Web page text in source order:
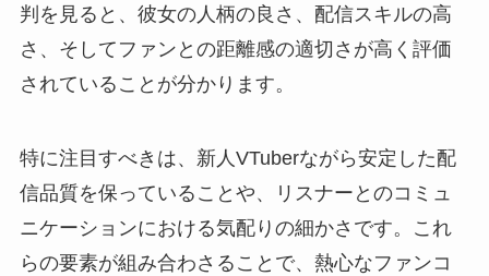
判を見ると、彼女の人柄の良さ、配信スキルの高
さ、そしてファンとの距離感の適切さが高く評価
されていることが分かります。
特に注目すべきは、新人VTuberながら安定した配
信品質を保っていることや、リスナーとのコミュ
ニケーションにおける気配りの細かさです。これ
らの要素が組み合わさることで、熱心なファンコ